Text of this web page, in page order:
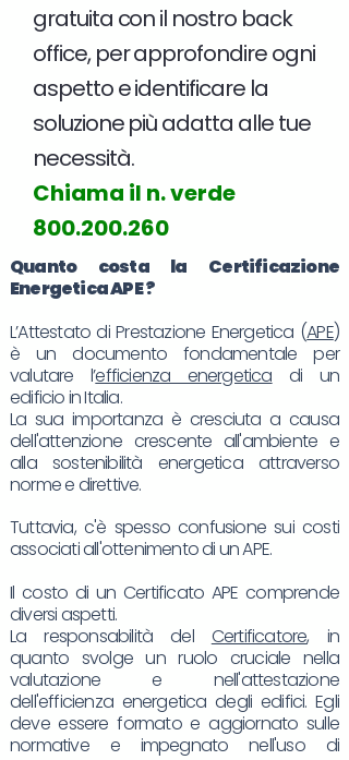
gratuita con il nostro back
office, per approfondire ogni
aspetto e identificare la
soluzione più adatta alle tue
necessità.
Chiama il n. verde
800.200.260
Quanto costa la Certificazione
EnergeticaAPE?
L’Attestato di Prestazione Energetica (APE)
è un documento fondamentale per
valutare l’efficienza energetica di un
edificio in Italia.
La sua importanza è cresciuta a causa
dell'attenzione crescente all'ambiente e
alla sostenibilità energetica attraverso
norme e direttive.
Tuttavia, c'è spesso confusione sui costi
associati all'ottenimento di un APE.
Il costo di un Certificato APE comprende
diversi aspetti.
La responsabilità del Certificatore, in
quanto svolge un ruolo cruciale nella
valutazione e nell'attestazione
dell'efficienza energetica degli edifici. Egli
deve essere formato e aggiornato sulle
normative e impegnato nell'uso di